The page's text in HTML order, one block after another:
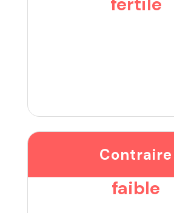
Contraire
faible